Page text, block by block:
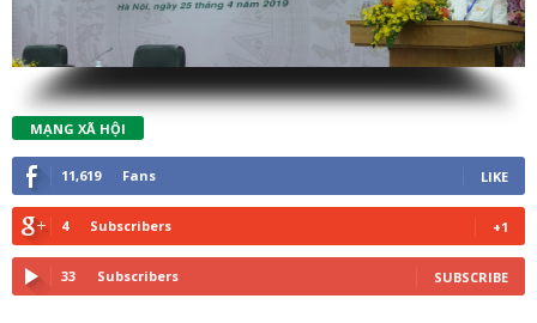
MẠNG XÃ HỘI
11,619 Fans LIKE
4 Subscribers +1
33 Subscribers SUBSCRIBE